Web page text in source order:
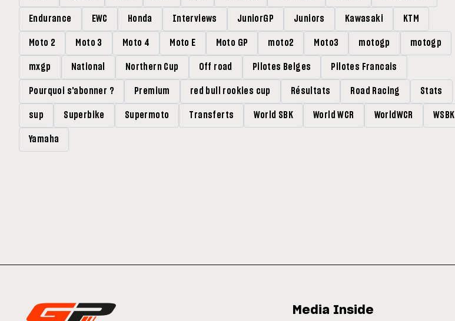
Endurance EWC Honda Interviews JuniorGP Juniors Kawasaki KTM
Moto 2 Moto 3 Moto 4 Moto E Moto GP moto2 Moto3 motogp motogp
mxgp National Northern Cup Off road Pilotes Belges Pilotes Francais
Pourquoi s'abonner ? Premium red bull rookies cup Résultats Road Racing Stats
sup Superbike Supermoto Transferts World SBK World WCR WorldWCR WSBK
Yamaha
Media Inside